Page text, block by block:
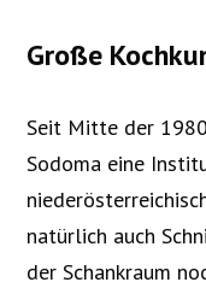
Große
Seit Mitte der
Sodoma eine
natürlich auch
der Schankraum